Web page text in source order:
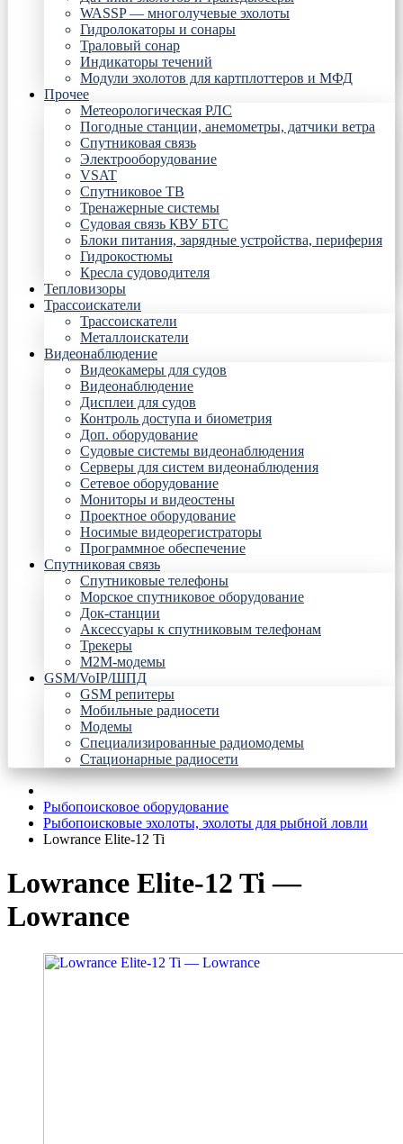
WASSP — многолучевые эхолоты
Гидролокаторы и сонары
Траловый сонар
Индикаторы течений
Модули эхолотов для картплоттеров и МФД
Прочее
Метеорологическая РЛС
Погодные станции, анемометры, датчики ветра
Спутниковая связь
Электрооборудование
VSAT
Спутниковое ТВ
Тренажерные системы
Судовая связь КВУ БТС
Блоки питания, зарядные устройства, периферия
Гидрокостюмы
Кресла судоводителя
Тепловизоры
Трассоискатели
Трассоискатели
Металлоискатели
Видеонаблюдение
Видеокамеры для судов
Видеонаблюдение
Дисплеи для судов
Контроль доступа и биометрия
Доп. оборудование
Судовые системы видеонаблюдения
Серверы для систем видеонаблюдения
Сетевое оборудование
Мониторы и видеостены
Проектное оборудование
Носимые видеорегистраторы
Программное обеспечение
Спутниковая связь
Спутниковые телефоны
Морское спутниковое оборудование
Док-станции
Аксессуары к спутниковым телефонам
Трекеры
М2М-модемы
GSM/VoIP/ШПД
GSM репитеры
Мобильные радиосети
Модемы
Специализированные радиомодемы
Стационарные радиосети
Рыбопоисковое оборудование
Рыбопоисковые эхолоты, эхолоты для рыбной ловли
Lowrance Elite-12 Ti
Lowrance Elite-12 Ti —
Lowrance